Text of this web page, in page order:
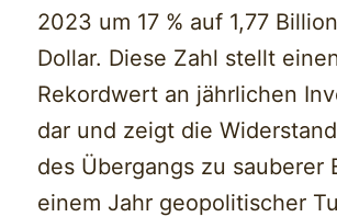
2023 um 17 % auf 1,77
Dollar. Diese Zahl stellt
Rekordwert an jährlichen
dar und zeigt die
des Übergangs zu sauberer
einem Jahr geopolitischer